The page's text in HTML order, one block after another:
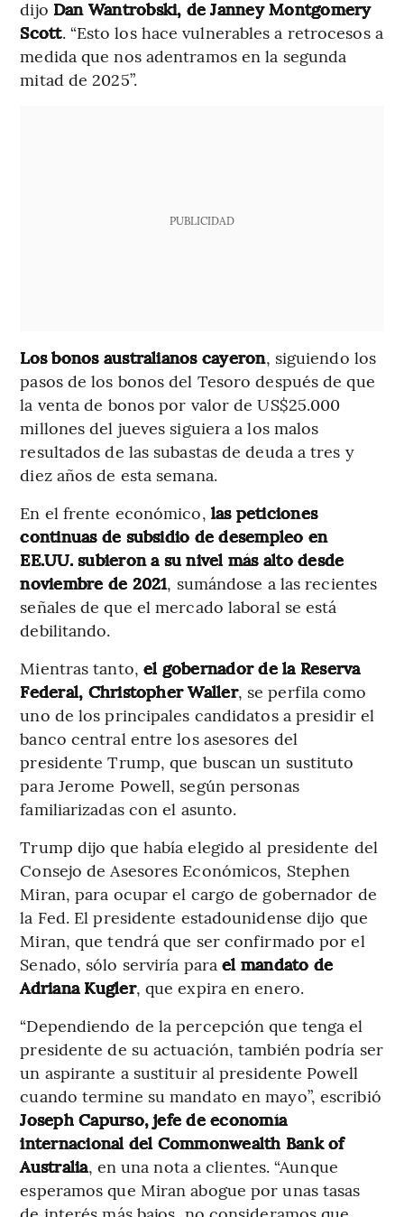
dijo Dan Wantrobski, de Janney Montgomery
Scott. “Esto los hace vulnerables a retrocesos a
medida que nos adentramos en la segunda
mitad de 2025”.
PUBLICIDAD
Los bonos australianos cayeron, siguiendo los
pasos de los bonos del Tesoro después de que
la venta de bonos por valor de US$25.000
millones del jueves siguiera a los malos
resultados de las subastas de deuda a tres y
diez años de esta semana.
En el frente económico, las peticiones
continuas de subsidio de desempleo en
EE.UU. subieron a su nivel más alto desde
noviembre de 2021, sumándose a las recientes
señales de que el mercado laboral se está
debilitando.
Mientras tanto, el gobernador de la Reserva
Federal, Christopher Waller, se perfila como
uno de los principales candidatos a presidir el
banco central entre los asesores del
presidente Trump, que buscan un sustituto
para Jerome Powell, según personas
familiarizadas con el asunto.
Trump dijo que había elegido al presidente del
Consejo de Asesores Económicos, Stephen
Miran, para ocupar el cargo de gobernador de
la Fed. El presidente estadounidense dijo que
Miran, que tendrá que ser confirmado por el
Senado, sólo serviría parael mandato de
Adriana Kugler, que expira en enero.
“Dependiendo de la percepción que tenga el
presidente de su actuación, también podría ser
un aspirante a sustituir al presidente Powell
cuando termine su mandato en mayo”, escribió
Joseph Capurso, jefe de economía
internacional del Commonwealth Bank of
Australia, en una nota a clientes. “Aunque
esperamos que Miran abogue por unas tasas